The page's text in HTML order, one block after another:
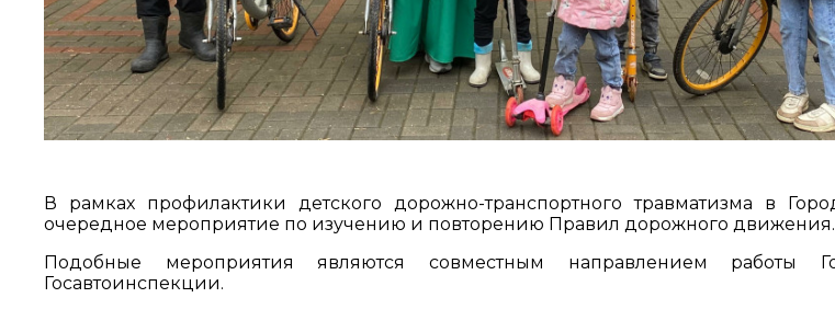
В рамках профилактики детского дорожно-транспортного травматизма в
очередное мероприятие по изучению и повторению Правил дорожного движения.
Подобные мероприятия являются совместным направлением работы
Госавтоинспекции.